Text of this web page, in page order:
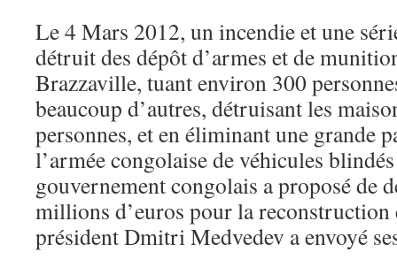
Le 4 Mars 2012, un incendie et une
détruit des dépôt d’armes et de
Brazzaville, tuant environ 300
beaucoup d’autres, détruisant les
personnes, et en éliminant une grande
l’armée congolaise de véhicules
gouvernement congolais a proposé de
millions d’euros pour la reconstruction
président Dmitri Medvedev a envoyé